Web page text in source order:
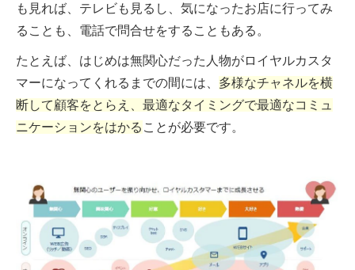
も見れば、テレビも見るし、気になったお店に行ってみ
ることも、電話で問合せをすることもある。
たとえば、はじめは無関心だった人物がロイヤルカスタ
マーになってくれるまでの間には、 多様なチャネルを横
断して顧客をとらえ、最適なタイミングで最適なコミュ
ニケーションをはかる ことが必要です。